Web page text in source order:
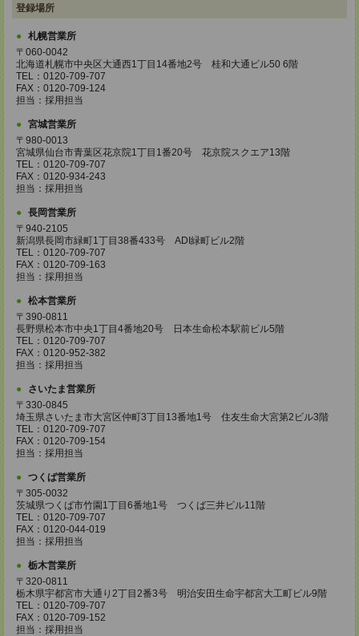
登録場所
札幌営業所
〒060-0042
北海道札幌市中央区大通西1丁目14番地2号 桂和大通ビル50 6階
TEL：0120-709-707
FAX：0120-709-124
担当：採用担当
宮城営業所
〒980-0013
宮城県仙台市青葉区花京院1丁目1番20号 花京院スクエア13階
TEL：0120-709-707
FAX：0120-934-243
担当：採用担当
長岡営業所
〒940-2105
新潟県長岡市緑町1丁目38番433号 ADI緑町ビル2階
TEL：0120-709-707
FAX：0120-709-163
担当：採用担当
松本営業所
〒390-0811
長野県松本市中央1丁目4番地20号 日本生命松本駅前ビル5階
TEL：0120-709-707
FAX：0120-952-382
担当：採用担当
さいたま営業所
〒330-0845
埼玉県さいたま市大宮区仲町3丁目13番地1号 住友生命大宮第2ビル3階
TEL：0120-709-707
FAX：0120-709-154
担当：採用担当
つくば営業所
〒305-0032
茨城県つくば市竹園1丁目6番地1号 つくば三井ビル11階
TEL：0120-709-707
FAX：0120-044-019
担当：採用担当
栃木営業所
〒320-0811
栃木県宇都宮市大通り2丁目2番3号 明治安田生命宇都宮大工町ビル9階
TEL：0120-709-707
FAX：0120-709-152
担当：採用担当